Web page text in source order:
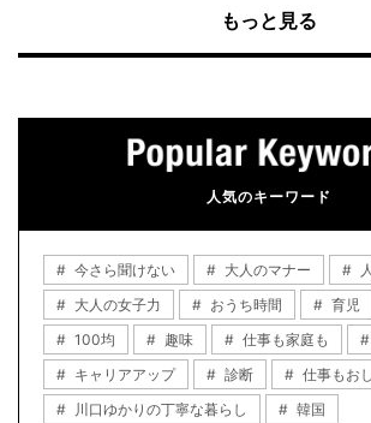
もっと見る
人気のキーワード
今さら聞けない 大人のマナー
大人の女子力
おうち時間 育児
100均
趣味 仕事も家庭も
キャリアアップ
診断
仕事もお
川口ゆかりの丁寧な暮らし
韓国